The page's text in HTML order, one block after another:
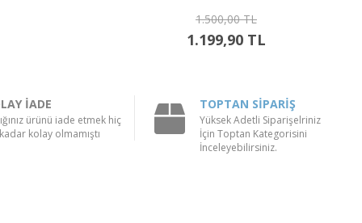
İADE
ürünü iade etmek hiç
kolay olmamıştı
TOPTAN SİPARİŞ
Yüksek Adetli Siparişelriniz
İçin Toptan Kategorisini
İnceleyebilirsiniz.